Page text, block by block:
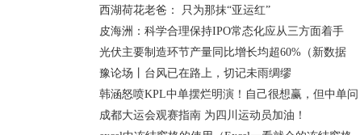
西湖荷花老爸： 只为那抹“亚运红”
皮海洲：科学合理保持IPO常态化应从三方面着手
光伏主要制造环节产量同比增长均超60%（新数据
豫论场丨台风已在路上，切记未雨绸缪
韩涵怒喷KPL中单摆烂明演！自己很想赢，但中单问
成都大运会观赛指南 为四川运动员加油！